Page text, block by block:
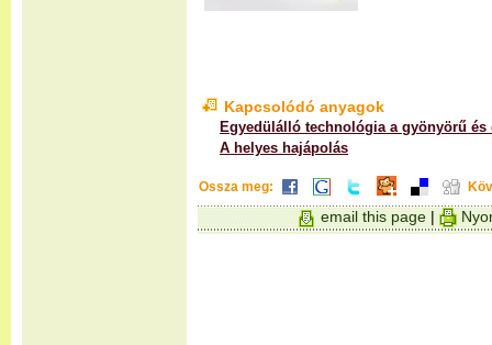
Kapcsolódó anyagok
Egyedülálló technológia a gyönyörű és
A helyes hajápolás
Ossza meg:
email this page|